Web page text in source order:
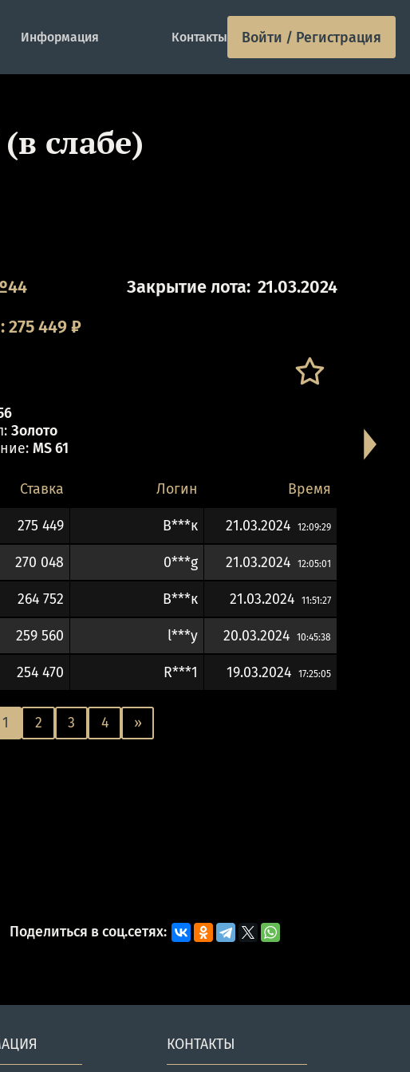
Информация Контакты Войти / Регистрация
слабе)
Закрытие лота: 21.03.2024
:275 449 ₽
Золото
MS 61
Ставка Логин Время
275 449 В***к 21.03.2024 12:09:29
270 048 0***g 21.03.2024 12:05:01
264 752 В***к 21.03.2024 11:51:27
259 560 l***y 20.03.2024 10:45:38
254 470 R***1 19.03.2024 17:25:05
1 2 3 4 »
Поделиться в соц.сетях:
КОНТАКТЫ